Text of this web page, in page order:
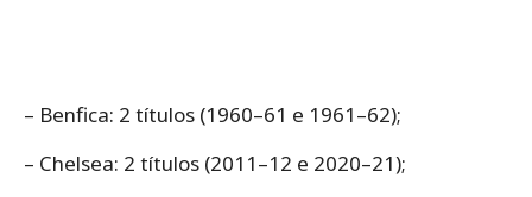
– Benfica: 2 títulos (1960–61 e 1961–62);
– Chelsea: 2 títulos (2011–12 e 2020–21);